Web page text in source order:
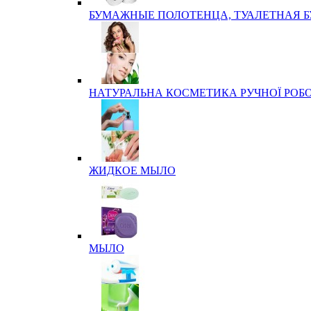
БУМАЖНЫЕ ПОЛОТЕНЦА, ТУАЛЕТНАЯ
НАТУРАЛЬНА КОСМЕТИКА РУЧНОЇ
ЖИДКОЕ МЫЛО
МЫЛО